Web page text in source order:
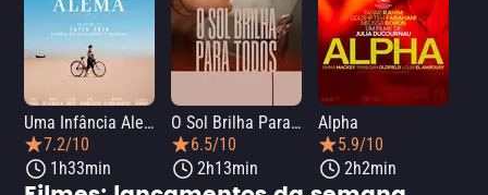
Uma Infância Alemã
7.2/10
1h33min
O Sol Brilha Para Todos
6.5/10
2h13min
Alpha
5.9/10
2h2min